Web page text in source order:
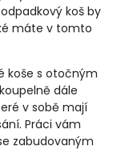
koš by
máte v tomto
koše s otočným
dále
v sobě mají
Práci vám
zabudovaným